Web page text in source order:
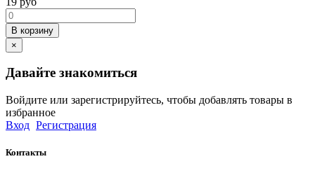
В корзину
×
Давайте знакомиться
Войдите или зарегистрируйтесь, чтобы добавлять товары в
избранное
Вход Регистрация
Контакты